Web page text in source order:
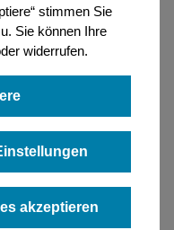
stimmen Sie
Sie können Ihre
widerrufen.
akzeptieren
können Sie auch aus dem
einer
einer
auf der Karteikarte
und